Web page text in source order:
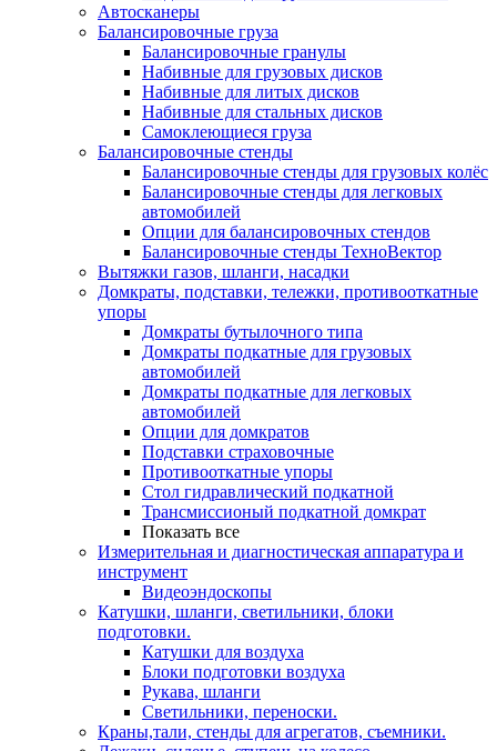
Автосканеры
Балансировочные груза
Балансировочные гранулы
Набивные для грузовых дисков
Набивные для литых дисков
Набивные для стальных дисков
Самоклеющиеся груза
Балансировочные стенды
Балансировочные стенды для грузовых колёс
Балансировочные стенды для легковых
автомобилей
Опции для балансировочных стендов
Балансировочные стенды ТехноВектор
Вытяжки газов, шланги, насадки
Домкраты, подставки, тележки, противооткатные
упоры
Домкраты бутылочного типа
Домкраты подкатные для грузовых
автомобилей
Домкраты подкатные для легковых
автомобилей
Опции для домкратов
Подставки страховочные
Противооткатные упоры
Стол гидравлический подкатной
Трансмиссионый подкатной домкрат
Показать все
Измерительная и диагностическая аппаратура и
инструмент
Видеоэндоскопы
Катушки, шланги, светильники, блоки
подготовки.
Катушки для воздуха
Блоки подготовки воздуха
Рукава, шланги
Светильники, переноски.
Краны,тали, стенды для агрегатов, съемники.